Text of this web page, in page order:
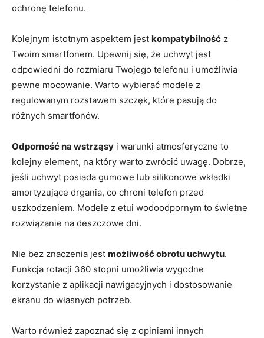
ochronę telefonu.
Kolejnym istotnym aspektem jest kompatybilność z
Twoim smartfonem. Upewnij się, że uchwyt jest
odpowiedni do rozmiaru Twojego telefonu i umożliwia
pewne mocowanie. Warto wybierać modele z
regulowanym rozstawem szczęk, które pasują do
różnych smartfonów.
Odporność na wstrząsy i warunki atmosferyczne to
kolejny element, na który warto zwrócić uwagę. Dobrze,
jeśli uchwyt posiada gumowe lub silikonowe wkładki
amortyzujące drgania, co chroni telefon przed
uszkodzeniem. Modele z etui wodoodpornym to świetne
rozwiązanie na deszczowe dni.
Nie bez znaczenia jest możliwość obrotu uchwytu.
Funkcja rotacji 360 stopni umożliwia wygodne
korzystanie z aplikacji nawigacyjnych i dostosowanie
ekranu do własnych potrzeb.
Warto również zapoznać się z opiniami innych